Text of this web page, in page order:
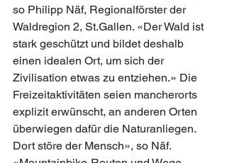
so Philipp Näf, Regionalförster der
Waldregion 2, St.Gallen. «Der Wald ist
stark geschützt und bildet deshalb
einen idealen Ort, um sich der
Zivilisation etwas zu entziehen.» Die
Freizeitaktivitäten seien mancherorts
explizit erwünscht, an anderen Orten
überwiegen dafür die Naturanliegen.
Dort störe der Mensch», so Näf.